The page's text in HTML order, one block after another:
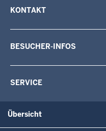
KONTAKT
BESUCHER-INFOS
SERVICE
Übersicht